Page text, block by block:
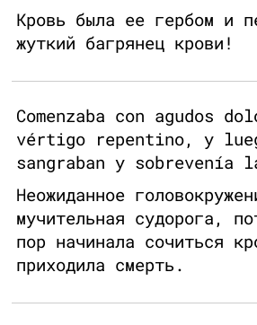
Кровь была ее гербом и
жуткий багрянец крови!
Comenzaba con agudos
vértigo repentino, y
sangraban y sobrevenía
Неожиданное
мучительная судорога,
пор начинала сочиться
приходила смерть.